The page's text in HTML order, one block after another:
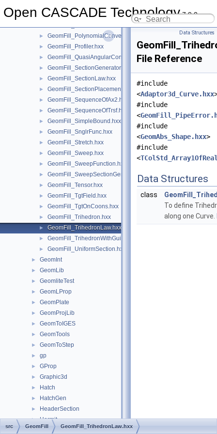
Open CASCADE Technology7.9.0
► GeomFill_PipeError.hxx
► GeomFill_PolynomialConvertor.hxx
► GeomFill_Profiler.hxx
► GeomFill_QuasiAngularConvertor.hxx
► GeomFill_SectionGenerator.hxx
► GeomFill_SectionLaw.hxx
► GeomFill_SectionPlacement.hxx
► GeomFill_SequenceOfAx2.hxx
► GeomFill_SequenceOfTrsf.hxx
► GeomFill_SimpleBound.hxx
► GeomFill_SnglrFunc.hxx
► GeomFill_Stretch.hxx
► GeomFill_Sweep.hxx
► GeomFill_SweepFunction.hxx
► GeomFill_SweepSectionGenerator.hxx
► GeomFill_Tensor.hxx
► GeomFill_TgtField.hxx
► GeomFill_TgtOnCoons.hxx
► GeomFill_Trihedron.hxx
► GeomFill_TrihedronLaw.hxx
► GeomFill_TrihedronWithGuide.hxx
► GeomFill_UniformSection.hxx
► GeomInt
► GeomLib
► GeomliteTest
► GeomLProp
► GeomPlate
► GeomProjLib
► GeomToIGES
► GeomTools
► GeomToStep
► gp
► GProp
► Graphic3d
► Hatch
► HatchGen
► HeaderSection
► Hermit
► HLRAlgo
Data Structures
File Reference
#include
<Adaptor3d_Curve.hxx
#include
<
#include
<GeomAbs_Shape.hxx>
#include
<
Data Structures
class
To define
along one Curve.
src GeomFill GeomFill_TrihedronLaw.hxx